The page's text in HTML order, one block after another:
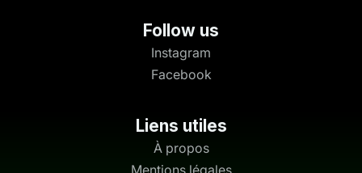
Follow us
Instagram
Facebook
Liens utiles
À propos